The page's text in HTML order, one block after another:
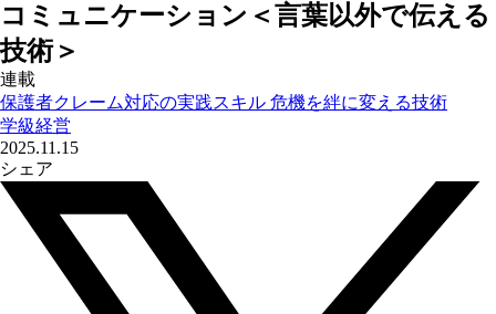
コミュニケーション＜言葉以外で伝える
技術＞
連載
保護者クレーム対応の実践スキル 危機を絆に変える技術
学級経営
2025.11.15
シェア